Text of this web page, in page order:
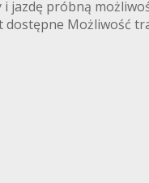
jazdę próbną
Możliwość